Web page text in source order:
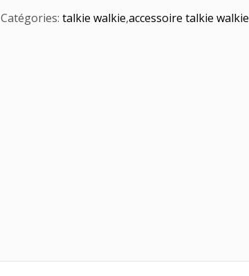
Catégories: talkie walkie,accessoire talkie walkie